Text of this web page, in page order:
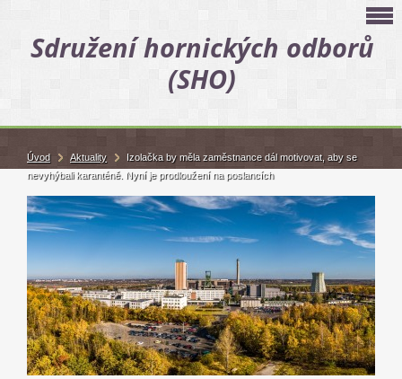
Sdružení hornických odborů
(SHO)
Úvod Aktuality
Izolačka by měla zaměstnance dál motivovat, aby se
nevyhýbali karanténě. Nyní je prodloužení na poslancích